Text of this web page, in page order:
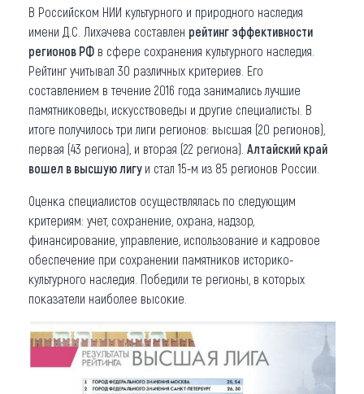
В Российском НИИ культурного и природного наследия
имени Д.С. Лихачева составлен рейтинг эффективности
регионов РФ в сфере сохранения культурного наследия.
Рейтинг учитывал 30 различных критериев. Его
составлением в течение 2016 года занимались лучшие
памятниковеды, искусствоведы и другие специалисты. В
итоге получилось три лиги регионов: высшая (20 регионов),
первая (43 региона), и вторая (22 региона). Алтайский край
вошел в высшую лигу и стал 15-м из 85 регионов России.
Оценка специалистов осуществлялась по следующим
критериям: учет, сохранение, охрана, надзор,
финансирование, управление, использование и кадровое
обеспечение при сохранении памятников историко-
культурного наследия. Победили те регионы, в которых
показатели наиболее высокие.